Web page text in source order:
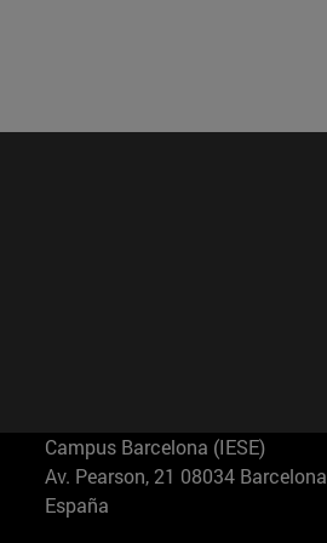
Campus Barcelona (IESE)
Av. Pearson, 21 08034 Barcelona
España